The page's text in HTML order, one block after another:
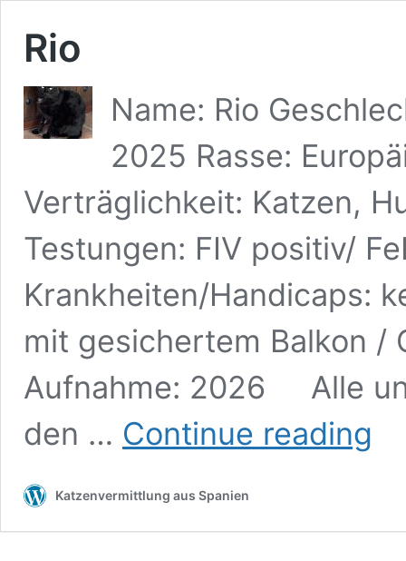
Rio
Name: Rio
2025 Rasse:
Verträglichkeit: Katzen,
Testungen: FIV positiv/
Krankheiten/Handicaps:
mit gesichertem Balkon
Aufnahme: 2026 Alle
den … Continue reading
Katzenvermittlung aus Spanien